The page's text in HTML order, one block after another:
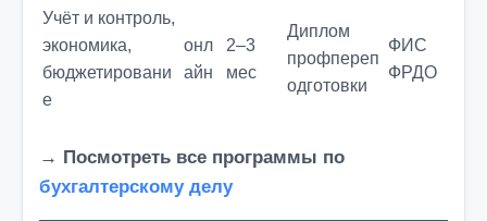
Учёт и контроль,
экономика,
бюджетировани
е
онл
айн
2–3
мес
Диплом
профпереп
одготовки
ФИС
ФРДО
→ Посмотреть все программы по
бухгалтерскому делу